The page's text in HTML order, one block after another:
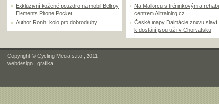
Exkluzivní kožené pouzdro na mobil Bellroy
Elements Phone Pocket
Author Ronin: kolo pro dobrodruhy
Na Mallorcu s tréninkovým a
centrem Alltraining.cz
České mapy Dalmácie znovu slaví
k dostání jsou už i v Chorvatsku
Copyright © Cycling Media s.r.o., 2011
webdesign | grafika